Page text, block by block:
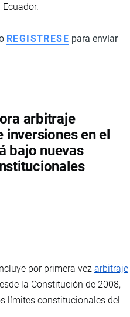
REGISTRESE para enviar
arbitraje
inversiones en el
bajo nuevas
por primera vez arbitraje
la Constitución de 2008,
límites constitucionales del